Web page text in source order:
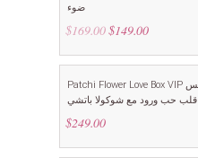
ضوء
$169.00 Original
was:
$149.00Current
is:
Patchi Flower Love Box VIP بوكس
قلب حب ورود مع شوكولا باتشي
$249.00